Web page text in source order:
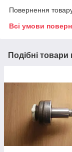
Повернення
Всі умови
Подібні товари